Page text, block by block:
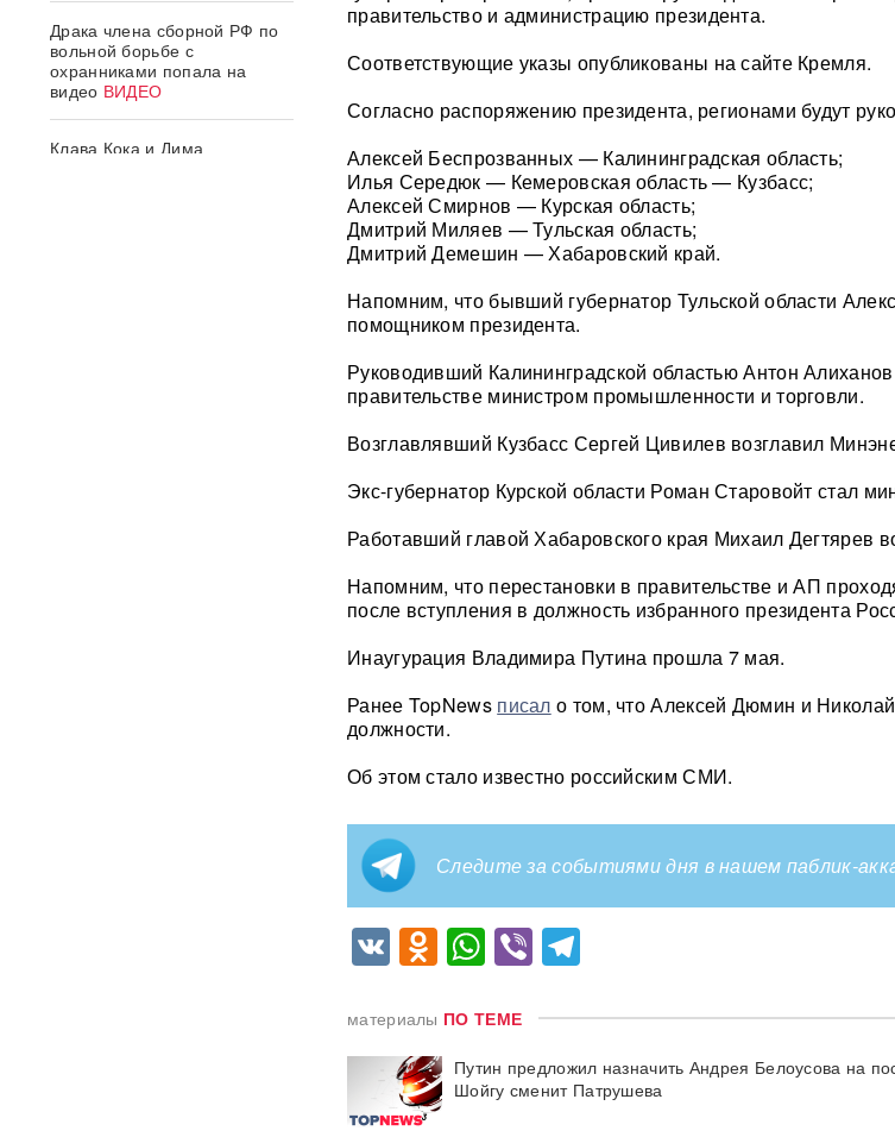
Драка члена сборной РФ по
вольной борьбе с
охранниками попала на
видео ВИДЕО
Клава Кока и Дима
правительство и администрацию президента.
Соответствующие указы опубликованы на сайте Кремля.
Согласно распоряжению президента, регионами будут
Алексей Беспрозванных — Калининградская область;
Илья Середюк — Кемеровская область — Кузбасс;
Алексей Смирнов — Курская область;
Дмитрий Миляев — Тульская область;
Дмитрий Демешин — Хабаровский край.
Напомним, что бывший губернатор Тульской области
помощником президента.
Руководивший Калининградской областью Антон
правительстве министром промышленности и торговли.
Возглавлявший Кузбасс Сергей Цивилев возглавил
Экс-губернатор Курской области Роман Старовойт стал
Работавший главой Хабаровского края Михаил Дегтярев
Напомним, что перестановки в правительстве и АП
после вступления в должность избранного президента
Инаугурация Владимира Путина прошла 7 мая.
Ранее TopNews писал о том, что Алексей Дюмин и
должности.
Об этом стало известно российским СМИ.
Следите за событиями дня в нашем паблик-
VKOdnoklassniki
WhatsApp
Viber
материалы ПО ТЕМЕ
Путин предложил назначить Андрея Белоусова на
Шойгу сменит Патрушева